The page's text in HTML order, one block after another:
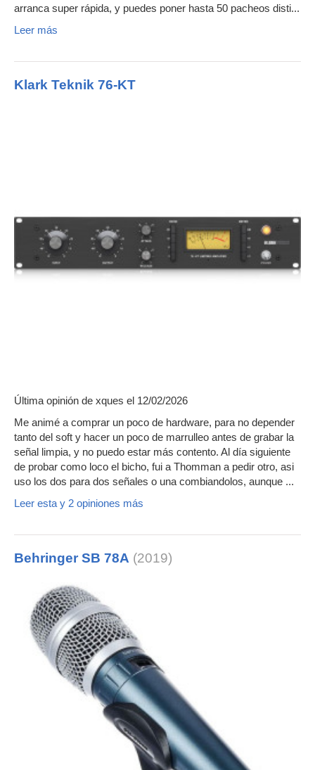
arranca super rápida, y puedes poner hasta 50 pacheos disti...
Leer más
Klark Teknik 76-KT
Última opinión de xques el 12/02/2026
Me animé a comprar un poco de hardware, para no depender
tanto del soft y hacer un poco de marrulleo antes de grabar la
señal limpia, y no puedo estar más contento. Al día siguiente
de probar como loco el bicho, fui a Thomman a pedir otro, asi
uso los dos para dos señales o una combiandolos, aunque ...
Leer esta y 2 opiniones más
Behringer SB 78A (2019)